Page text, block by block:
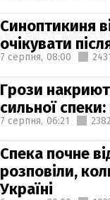
Синоптикиня
очікувати
7 серпня, 08:00
Грози
сильної
7 серпня, 06:21
Спека почне
розповіли,
Україні